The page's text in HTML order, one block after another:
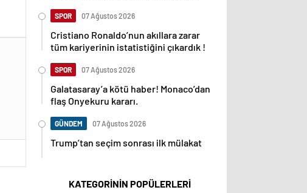
SPOR 07 Ağustos 2026
Cristiano Ronaldo’nun akıllara zarar
tüm kariyerinin istatistiğini çıkardık !
SPOR 07 Ağustos 2026
Galatasaray’a kötü haber! Monaco’dan
flaş Onyekuru kararı.
GÜNDEM 07 Ağustos 2026
Trump’tan seçim sonrası ilk mülakat
KATEGORİNİN POPÜLERLERİ